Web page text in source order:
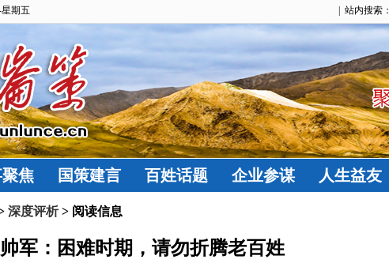
期五 | 站内搜索：
聚焦 国策建言 百姓话题 企业参谋 人生益友
深度评析> 阅读信息
军：困难时期，请勿折腾老百姓